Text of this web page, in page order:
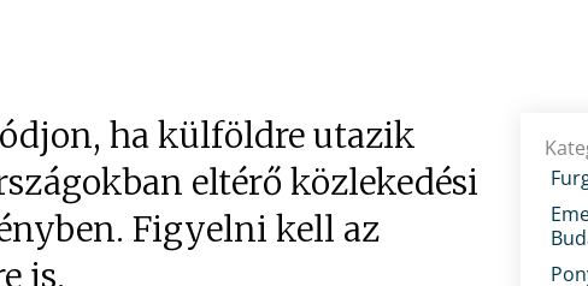
ha külföldre utazik
eltérő közlekedési
Figyelni kell az
is.